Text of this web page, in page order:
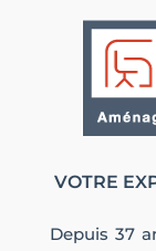
VOTRE
Depuis 37